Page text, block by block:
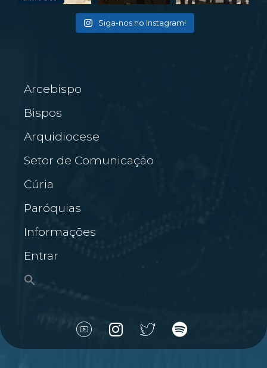
Siga-nos no Instagram!
Arcebispo
Bispos
Arquidiocese
Setor de Comunicação
Cúria
Paróquias
Informações
Entrar